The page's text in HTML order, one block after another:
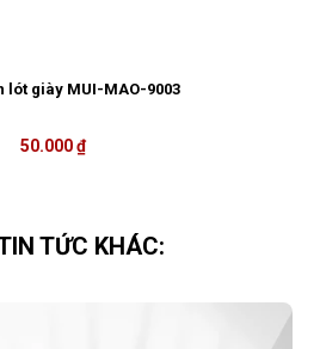
lót giày MUI-MAO-9003
50.000 ₫
TỨC KHÁC: